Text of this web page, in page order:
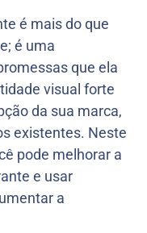
é mais do que
é uma
que ela
visual forte
da sua marca,
existentes. Neste
pode melhorar a
e usar
a